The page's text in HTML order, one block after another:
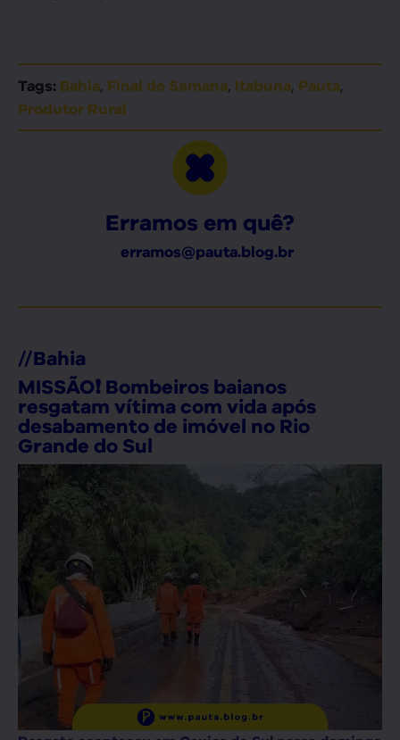
Tags: Bahia, Final de Semana, Itabuna, Pauta,
Produtor Rural
Erramos em quê?
erramos@pauta.blog.br
//Bahia
MISSÃO❗ Bombeiros baianos
resgatam vítima com vida após
desabamento de imóvel no Rio
Grande do Sul